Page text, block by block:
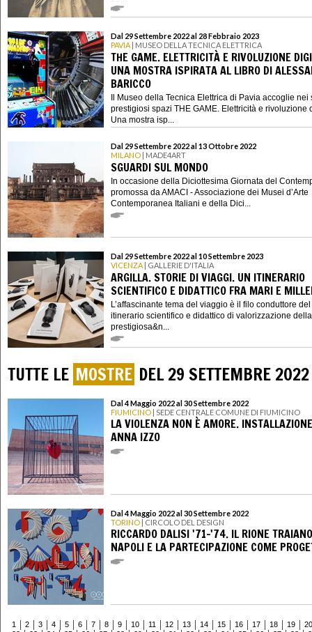
Dal 29 Settembre 2022 al 28 Febbraio 2023
PAVIA | MUSEO DELLA TECNICA ELETTRICA
THE GAME. ELETTRICITÀ E RIVOLUZIONE
UNA MOSTRA ISPIRATA AL LIBRO DI
BARICCO
Il Museo della Tecnica Elettrica di Pavia accoglie nei
prestigiosi spazi THE GAME. Elettricità e rivoluzione
Una mostra isp...
Dal 29 Settembre 2022 al 13 Ottobre 2022
MILANO | MADE4ART
SGUARDI SUL MONDO
In occasione della Diciottesima Giornata del
promossa da AMACI - Associazione dei Musei d’Arte
Contemporanea Italiani e della Dici...
Dal 29 Settembre 2022 al 10 Settembre 2023
VICENZA | GALLERIE D'ITALIA
ARGILLA. STORIE DI VIAGGI. UN ITINERARIO
SCIENTIFICO E DIDATTICO FRA MARI E
L’affascinante tema del viaggio è il filo conduttore
itinerario scientifico e didattico di valorizzazione della
prestigiosa&n...
TUTTE LE MOSTRE DEL 29 SETTEMBRE 2022
Dal 4 Maggio 2022 al 30 Settembre 2022
FIUMICINO | SEDE CENTRALE COMUNE DI FIUMICINO
LA VIOLENZA NON È AMORE.
ANNA IZZO
Dal 4 Maggio 2022 al 30 Settembre 2022
TORINO | CIRCOLO DEL DESIGN
RICCARDO DALISI '71-'74. IL RIONE
NAPOLI E LA PARTECIPAZIONE COME
1 2 3 4 5 6 7 8 9 10 11 12 13 14 15 16 17 18 19
20